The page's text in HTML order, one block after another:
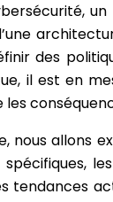
des
il est en
nous allons
spécifiques,
tendances